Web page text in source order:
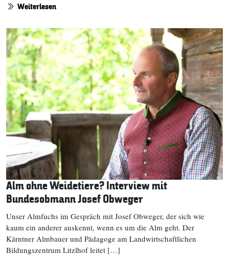
Weiterlesen
Alm ohne Weidetiere? Interview mit
Bundesobmann Josef Obweger
Unser Almfuchs im Gespräch mit Josef Obweger, der sich wie
kaum ein anderer auskennt, wenn es um die Alm geht. Der
Kärntner Almbauer und Pädagoge am Landwirtschaftlichen
Bildungszentrum Litzlhof leitet […]